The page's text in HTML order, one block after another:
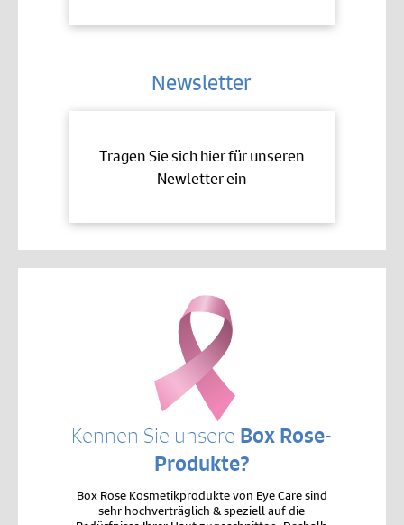
Newsletter
Tragen Sie sich hier für unseren
Newletter ein
Kennen Sie unsere Box Rose-
Produkte?
Box Rose Kosmetikprodukte von Eye Care sind
sehr hochverträglich & speziell auf die